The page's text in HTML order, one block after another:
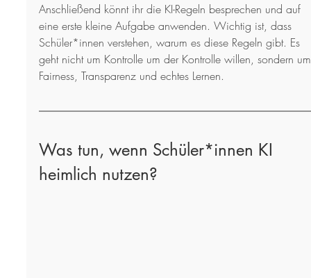
Anschließend könnt ihr die KI-Regeln besprechen und auf
eine erste kleine Aufgabe anwenden. Wichtig ist, dass
Schüler*innen verstehen, warum es diese Regeln gibt. Es
geht nicht um Kontrolle um der Kontrolle willen, sondern
Fairness, Transparenz und echtes Lernen.
Was tun, wenn Schüler*innen KI
heimlich nutzen?